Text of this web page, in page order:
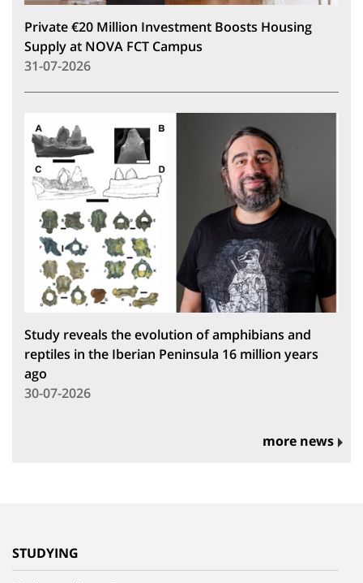
Private €20 Million Investment Boosts Housing
Supply at NOVA FCT Campus
31-07-2026
Study reveals the evolution of amphibians and
reptiles in the Iberian Peninsula 16 million years
ago
30-07-2026
more news
STUDYING